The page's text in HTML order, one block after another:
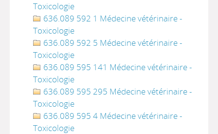
Toxicologie
636.089 592 1 Médecine vétérinaire -
Toxicologie
636.089 592 5 Médecine vétérinaire -
Toxicologie
636.089 595 141 Médecine vétérinaire -
Toxicologie
636.089 595 295 Médecine vétérinaire -
Toxicologie
636.089 595 4 Médecine vétérinaire -
Toxicologie